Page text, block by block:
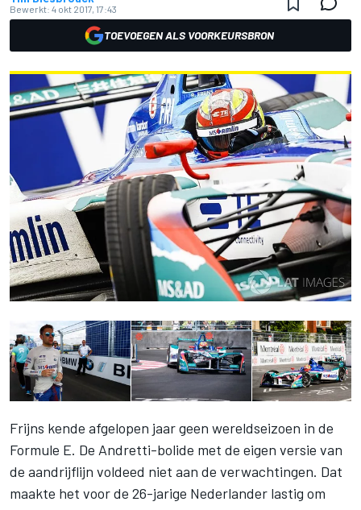
Bewerkt: 4 okt 2017, 17:43
TOEVOEGEN ALS VOORKEURSBRON
Frijns kende afgelopen jaar geen wereldseizoen in de
Formule E. De Andretti-bolide met de eigen versie van
de aandrijflijn voldeed niet aan de verwachtingen. Dat
maakte het voor de 26-jarige Nederlander lastig om